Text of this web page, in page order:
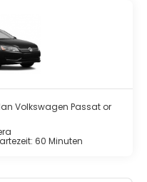
Volkswagen Passat or
60 Minuten